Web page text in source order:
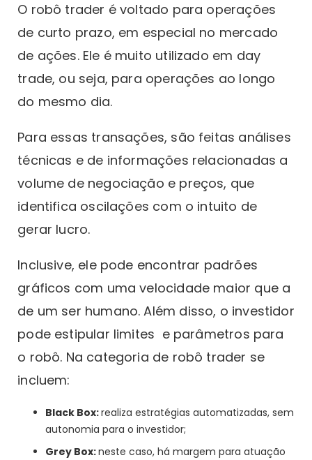
O robô trader é voltado para operações
de curto prazo, em especial no mercado
de ações. Ele é muito utilizado em day
trade, ou seja, para operações ao longo
do mesmo dia.
Para essas transações, são feitas análises
técnicas e de informações relacionadas a
volume de negociação e preços, que
identifica oscilações com o intuito de
gerar lucro.
Inclusive, ele pode encontrar padrões
gráficos com uma velocidade maior que a
de um ser humano. Além disso, o investidor
pode estipular limites e parâmetros para
o robô. Na categoria de robô trader se
incluem:
Black Box:realiza estratégias automatizadas, sem
autonomia para o investidor;
Grey Box:neste caso, há margem para atuação